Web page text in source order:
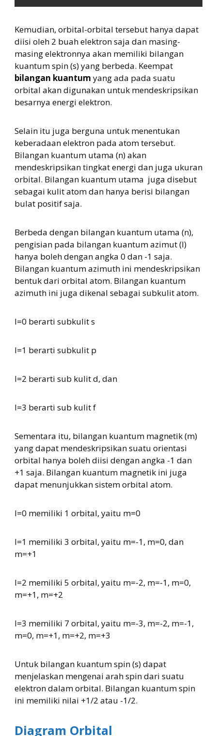
Kemudian, orbital-orbital tersebut hanya dapat
diisi oleh 2 buah elektron saja dan masing-
masing elektronnya akan memiliki bilangan
kuantum spin (s) yang berbeda. Keempat
bilangan kuantum yang ada pada suatu
orbital akan digunakan untuk mendeskripsikan
besarnya energi elektron.
Selain itu juga berguna untuk menentukan
keberadaan elektron pada atom tersebut.
Bilangan kuantum utama (n) akan
mendeskripsikan tingkat energi dan juga ukuran
orbital. Bilangan kuantum utama juga disebut
sebagai kulit atom dan hanya berisi bilangan
bulat positif saja.
Berbeda dengan bilangan kuantum utama (n),
pengisian pada bilangan kuantum azimut (l)
hanya boleh dengan angka 0 dan -1 saja.
Bilangan kuantum azimuth ini mendeskripsikan
bentuk dari orbital atom. Bilangan kuantum
azimuth ini juga dikenal sebagai subkulit atom.
l=0 berarti subkulit s
l=1 berarti subkulit p
l=2 berarti sub kulit d, dan
l=3 berarti sub kulit f
Sementara itu, bilangan kuantum magnetik (m)
yang dapat mendeskripsikan suatu orientasi
orbital hanya boleh diisi dengan angka -1 dan
+1 saja. Bilangan kuantum magnetik ini juga
dapat menunjukkan sistem orbital atom.
l=0 memiliki 1 orbital, yaitu m=0
l=1 memiliki 3 orbital, yaitu m=-1, m=0, dan
m=+1
l=2 memiliki 5 orbital, yaitu m=-2, m=-1, m=0,
m=+1, m=+2
l=3 memiliki 7 orbital, yaitu m=-3, m=-2, m=-1,
m=0, m=+1, m=+2, m=+3
Untuk bilangan kuantum spin (s) dapat
menjelaskan mengenai arah spin dari suatu
elektron dalam orbital. Bilangan kuantum spin
ini memiliki nilai +1/2 atau -1/2.
Diagram Orbital